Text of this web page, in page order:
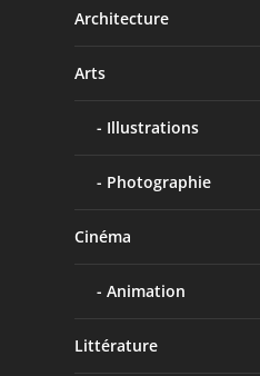
Architecture
Arts
Illustrations
Photographie
Cinéma
Animation
Littérature